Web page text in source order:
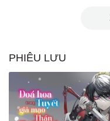
PHIÊU LƯU